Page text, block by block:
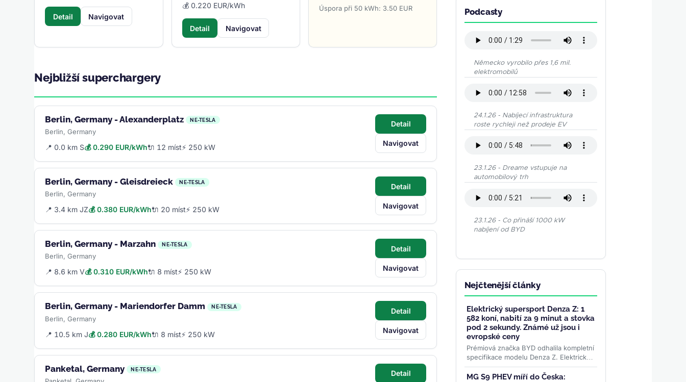
Detail Navigovat
💰 0.220 EUR/kWh
Detail Navigovat
Úspora při 50 kWh: 3.50 EUR
Nejbližší superchargery
Berlin, Germany - Alexanderplatz NE-TESLA
Berlin, Germany
📍 0.0 km S💰 0.290 EUR/kWh🔌 12 míst⚡ 250 kW
Detail
Navigovat
Berlin, Germany - Gleisdreieck NE-TESLA
Berlin, Germany
📍 3.4 km JZ💰 0.380 EUR/kWh🔌 20 míst⚡ 250 kW
Detail
Navigovat
Berlin, Germany - Marzahn NE-TESLA
Berlin, Germany
📍 8.6 km V💰 0.310 EUR/kWh🔌 8 míst⚡ 250 kW
Detail
Navigovat
Berlin, Germany - Mariendorfer Damm NE-TESLA
Berlin, Germany
📍 10.5 km J💰 0.280 EUR/kWh🔌 8 míst⚡ 250 kW
Detail
Navigovat
Panketal, Germany NE-TESLA Detail
Podcasty
Německo vyrobilo přes 1,6 mil.
elektromobilů
24.1.26 - Nabíjecí infrastruktura
roste rychleji než prodeje EV
23.1.26 - Dreame vstupuje na
automobilový trh
23.1.26 - Co přináší 1000 kW
nabíjení od BYD
Nejčtenější články
Elektrický supersport Denza Z: 1
582 koní, nabití za 9 minut a stovka
pod 2 sekundy. Známé už jsou i
evropské ceny
Prémiová značka BYD odhalila kompletní
specifikace modelu Denza Z. Elektrický
supersport se třemi motory nabídne
výkon 1 582 koní,... >>
MG S9 PHEV míří do Česka: